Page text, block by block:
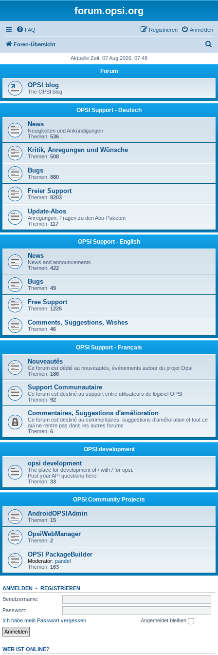
forum.opsi.org
FAQ Anmelden
Registrieren
Foren-Übersicht
h
Aktuelle Zeit: 07 Aug 2026, 07:48
Forum
OPSI blog
The OPSI blog
OPSI Support - Deutsch
News
Neuigkeiten und Ankündigungen
Themen: 536
Kritik, Anregungen und Wünsche
Themen: 508
Bugs
Themen: 880
Freier Support
Themen: 8203
Update-Abos
Anregungen, Fragen zu den Abo-Paketen
Themen: 117
OPSI Support - English
News
News and announcements
Themen: 422
Bugs
Themen: 49
Free Support
Themen: 1225
Comments, Suggestions, Wishes
Themen: 46
OPSI Support - Français
Nouveautés
Ce forum est dédié au nouveautés, événements autour du projet Opsi
Themen: 186
Support Communautaire
Ce forum est destiné au support entre utilisateurs de logiciel OPSI
Themen: 92
Commentaires, Suggestions d'amélioration
Ce forum est destiné au commentaires, suggestions d'amélioration et tout ce
qui ne rentre pas dans les autres forums
Themen: 6
OPSI development
opsi development
The place for development of / with / for opsi.
Post your API questions here!
Themen: 33
OPSI Community Projects
AndroidOPSIAdmin
Themen: 15
OpsiWebManager
Themen: 2
OPSI PackageBuilder
Moderator: pandel
Themen: 163
ANMELDEN • REGISTRIEREN
Benutzername:
Passwort:
Ich habe mein Passwort vergessen
Angemeldet bleiben
WER IST ONLINE?